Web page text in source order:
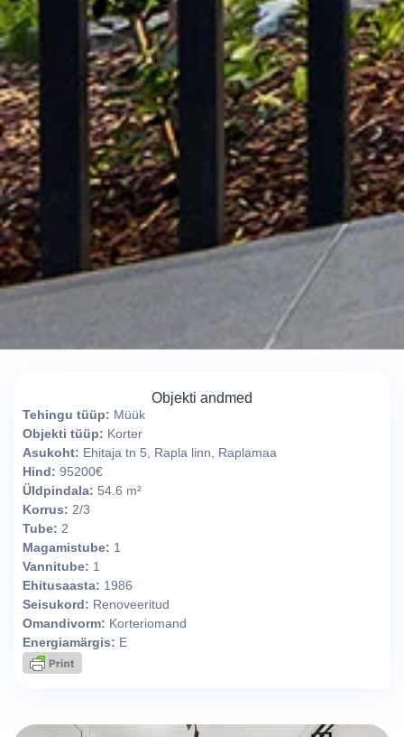
Objekti andmed
Tehingu tüüp: Müük
Objekti tüüp: Korter
Asukoht: Ehitaja tn 5, Rapla linn, Raplamaa
Hind: 95200€
Üldpindala: 54.6 m²
Korrus: 2/3
Tube: 2
Magamistube: 1
Vannitube: 1
Ehitusaasta: 1986
Seisukord: Renoveeritud
Omandivorm: Korteriomand
Energiamärgis: E